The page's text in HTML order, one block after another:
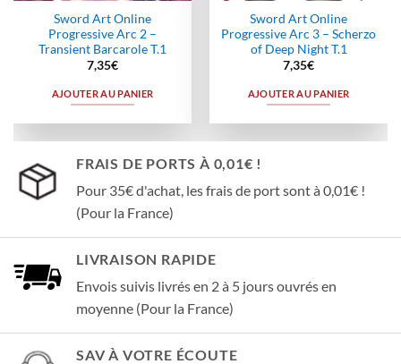
Sword Art Online
Progressive Arc 2 –
Transient Barcarole T.1
7,35€
AJOUTER AU PANIER
Sword Art Online
Progressive Arc 3 – Scherzo
of Deep Night T.1
7,35€
AJOUTER AU PANIER
FRAIS DE PORTS À 0,01€ !
Pour 35€ d'achat, les frais de port sont à 0,01€ !
(Pour la France)
LIVRAISON RAPIDE
Envois suivis livrés en 2 à 5 jours ouvrés en
moyenne (Pour la France)
SAV À VOTRE ÉCOUTE